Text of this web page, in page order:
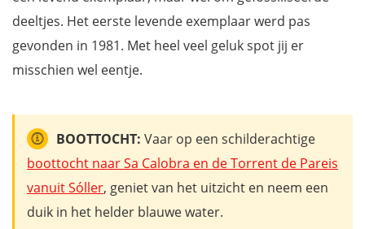
deeltjes. Het eerste levende exemplaar werd pas
gevonden in 1981. Met heel veel geluk spot jij er
misschien wel eentje.
BOOTTOCHT: Vaar op een schilderachtige
boottocht naar Sa Calobra en de Torrent de Pareis
vanuit Sóller, geniet van het uitzicht en neem een
duik in het helder blauwe water.